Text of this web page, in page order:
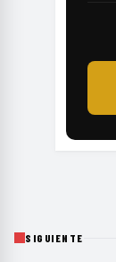
SIGUIENTE